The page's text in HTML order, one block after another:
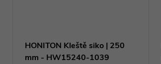
HONITON Kleště siko | 250
mm - HW15240-1039